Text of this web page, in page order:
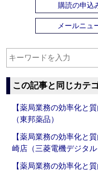
購読の申込
メールニュ
この記事と同じカテ
【薬局業務の効率化と
（東邦薬品）
【薬局業務の効率化と
崎店（三菱電機デジタル
【薬局業務の効率化と